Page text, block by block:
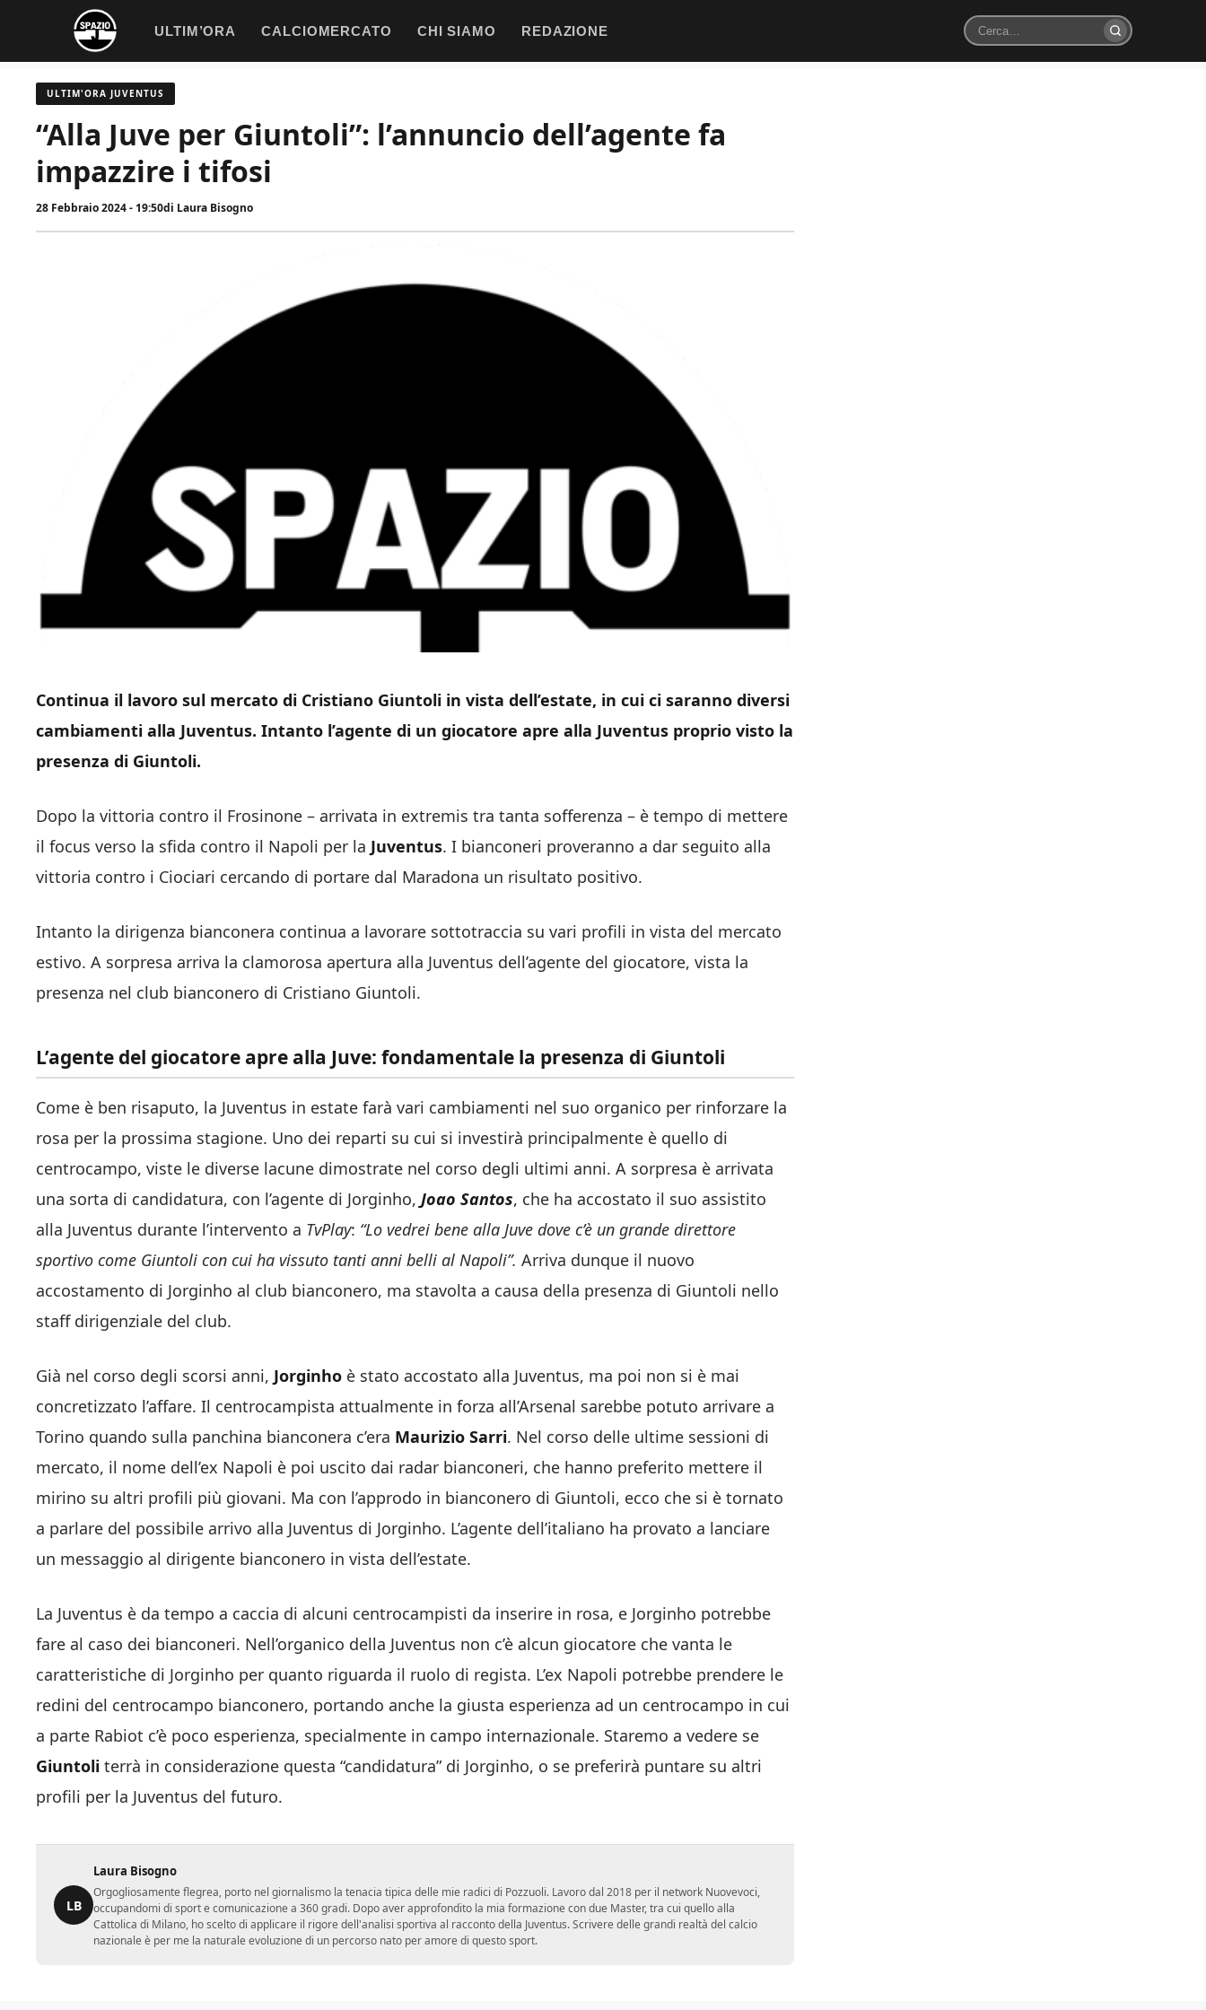
contenuto
ULTIM’ORA CALCIOMERCATO CHI SIAMO REDAZIONE
Cerca
ULTIM'ORA JUVENTUS
“Alla Juve per Giuntoli”: l’annuncio dell’agente fa
impazzire i tifosi
28 Febbraio 2024 - 19:50di Laura Bisogno
Continua il lavoro sul mercato di Cristiano Giuntoli in vista dell’estate, in cui ci saranno diversi
cambiamenti alla Juventus. Intanto l’agente di un giocatore apre alla Juventus proprio visto la
presenza di Giuntoli.
Dopo la vittoria contro il Frosinone – arrivata in extremis tra tanta sofferenza – è tempo di mettere
il focus verso la sfida contro il Napoli per la Juventus. I bianconeri proveranno a dar seguito alla
vittoria contro i Ciociari cercando di portare dal Maradona un risultato positivo.
Intanto la dirigenza bianconera continua a lavorare sottotraccia su vari profili in vista del mercato
estivo. A sorpresa arriva la clamorosa apertura alla Juventus dell’agente del giocatore, vista la
presenza nel club bianconero di Cristiano Giuntoli.
L’agente del giocatore apre alla Juve: fondamentale la presenza di Giuntoli
Come è ben risaputo, la Juventus in estate farà vari cambiamenti nel suo organico per rinforzare la
rosa per la prossima stagione. Uno dei reparti su cui si investirà principalmente è quello di
centrocampo, viste le diverse lacune dimostrate nel corso degli ultimi anni. A sorpresa è arrivata
una sorta di candidatura, con l’agente di Jorginho, Joao Santos, che ha accostato il suo assistito
alla Juventus durante l’intervento a TvPlay: “Lo vedrei bene alla Juve dove c’è un grande direttore
sportivo come Giuntoli con cui ha vissuto tanti anni belli al Napoli”. Arriva dunque il nuovo
accostamento di Jorginho al club bianconero, ma stavolta a causa della presenza di Giuntoli nello
staff dirigenziale del club.
Già nel corso degli scorsi anni, Jorginho è stato accostato alla Juventus, ma poi non si è mai
concretizzato l’affare. Il centrocampista attualmente in forza all’Arsenal sarebbe potuto arrivare a
Torino quando sulla panchina bianconera c’era Maurizio Sarri. Nel corso delle ultime sessioni di
mercato, il nome dell’ex Napoli è poi uscito dai radar bianconeri, che hanno preferito mettere il
mirino su altri profili più giovani. Ma con l’approdo in bianconero di Giuntoli, ecco che si è tornato
a parlare del possibile arrivo alla Juventus di Jorginho. L’agente dell’italiano ha provato a lanciare
un messaggio al dirigente bianconero in vista dell’estate.
La Juventus è da tempo a caccia di alcuni centrocampisti da inserire in rosa, e Jorginho potrebbe
fare al caso dei bianconeri. Nell’organico della Juventus non c’è alcun giocatore che vanta le
caratteristiche di Jorginho per quanto riguarda il ruolo di regista. L’ex Napoli potrebbe prendere le
redini del centrocampo bianconero, portando anche la giusta esperienza ad un centrocampo in cui
a parte Rabiot c’è poco esperienza, specialmente in campo internazionale. Staremo a vedere se
Giuntoli terrà in considerazione questa “candidatura” di Jorginho, o se preferirà puntare su altri
profili per la Juventus del futuro.
LB
Laura Bisogno
Orgogliosamente flegrea, porto nel giornalismo la tenacia tipica delle mie radici di Pozzuoli. Lavoro dal 2018 per il network Nuovevoci,
occupandomi di sport e comunicazione a 360 gradi. Dopo aver approfondito la mia formazione con due Master, tra cui quello alla
Cattolica di Milano, ho scelto di applicare il rigore dell'analisi sportiva al racconto della Juventus. Scrivere delle grandi realtà del calcio
nazionale è per me la naturale evoluzione di un percorso nato per amore di questo sport.